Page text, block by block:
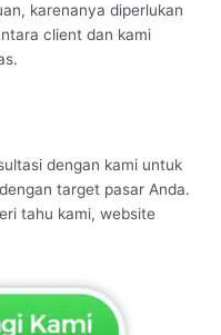
karenanya diperlukan
client dan kami
dengan kami untuk
target pasar Anda.
tahu kami, website